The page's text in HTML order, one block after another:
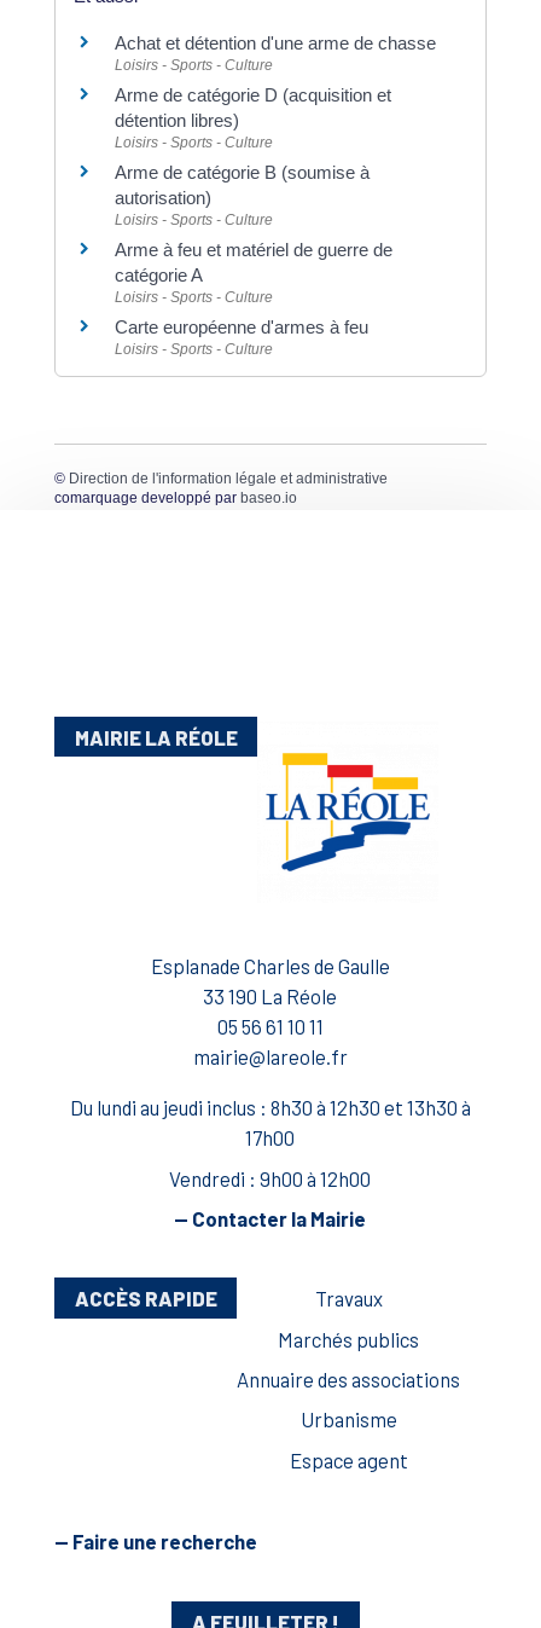
Achat et détention d'une arme de chasse
Loisirs - Sports - Culture
Arme de catégorie D (acquisition et
détention libres)
Loisirs - Sports - Culture
Arme de catégorie B (soumise à
autorisation)
Loisirs - Sports - Culture
Arme à feu et matériel de guerre de
catégorie A
Loisirs - Sports - Culture
Carte européenne d'armes à feu
Loisirs - Sports - Culture
© Direction de l'information légale et administrative
comarquage developpé par baseo.io
MAIRIE LA RÉOLE
Esplanade Charles de Gaulle
33 190 La Réole
05 56 61 10 11
mairie@lareole.fr
Du lundi au jeudi inclus : 8h30 à 12h30 et 13h30 à
17h00
Vendredi : 9h00 à 12h00
— Contacter la Mairie
ACCÈS RAPIDE
Travaux
Marchés publics
Annuaire des associations
Urbanisme
Espace agent
— Faire une recherche
A FEUILLETER !